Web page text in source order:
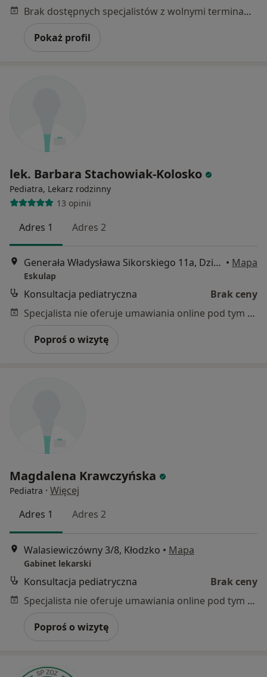
Brak dostępnych specjalistów z wolnymi terminami w tym centrum medycznym.
Pokaż profil
lek. Barbara Stachowiak-Kolosko
Pediatra, Lekarz rodzinny
13 opinii
Adres 1 Adres 2
Generała Władysława Sikorskiego 11a, Dzierżoniów • Mapa
Eskulap
Konsultacja pediatryczna
Brak ceny
Specjalista nie oferuje umawiania online pod tym adresem.
Poproś o wizytę
Magdalena Krawczyńska
Pediatra · Więcej
Adres 1
Adres 2
Walasiewiczówny 3/8, Kłodzko • Mapa
Gabinet lekarski
Konsultacja pediatryczna
Brak ceny
Specjalista nie oferuje umawiania online pod tym adresem.
Poproś o wizytę